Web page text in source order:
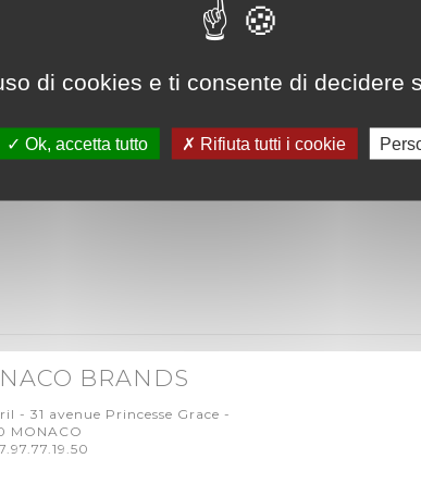
QUI MARQUE
spesso utilizzati in modo improprio.
NEWS
BRANDS
- 31 avenue Princesse Grace -
MONACO
di cookies e ti consente di decidere
Ok, accetta tutto Rifiuta tutti i cookie